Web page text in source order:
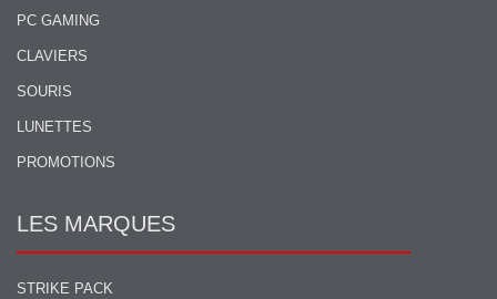
PC GAMING
CLAVIERS
SOURIS
LUNETTES
PROMOTIONS
LES MARQUES
STRIKE PACK